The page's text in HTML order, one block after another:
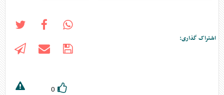
اشتراک گذاری:
0